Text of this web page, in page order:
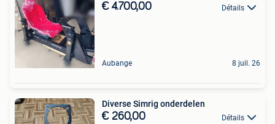
€ 4.700,00 Détails
Aubange 8 juil. 26
Diverse Simrig onderdelen
€ 260,00 Détails